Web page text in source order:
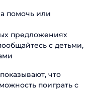
помочь или
предложениях
с детьми,
что
поиграть с